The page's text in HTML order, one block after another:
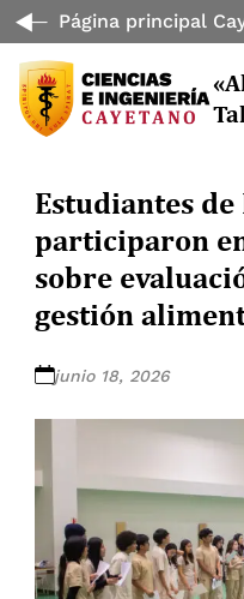
Página principal
Estudiantes
participaron
sobre
gestión
junio 18, 2026